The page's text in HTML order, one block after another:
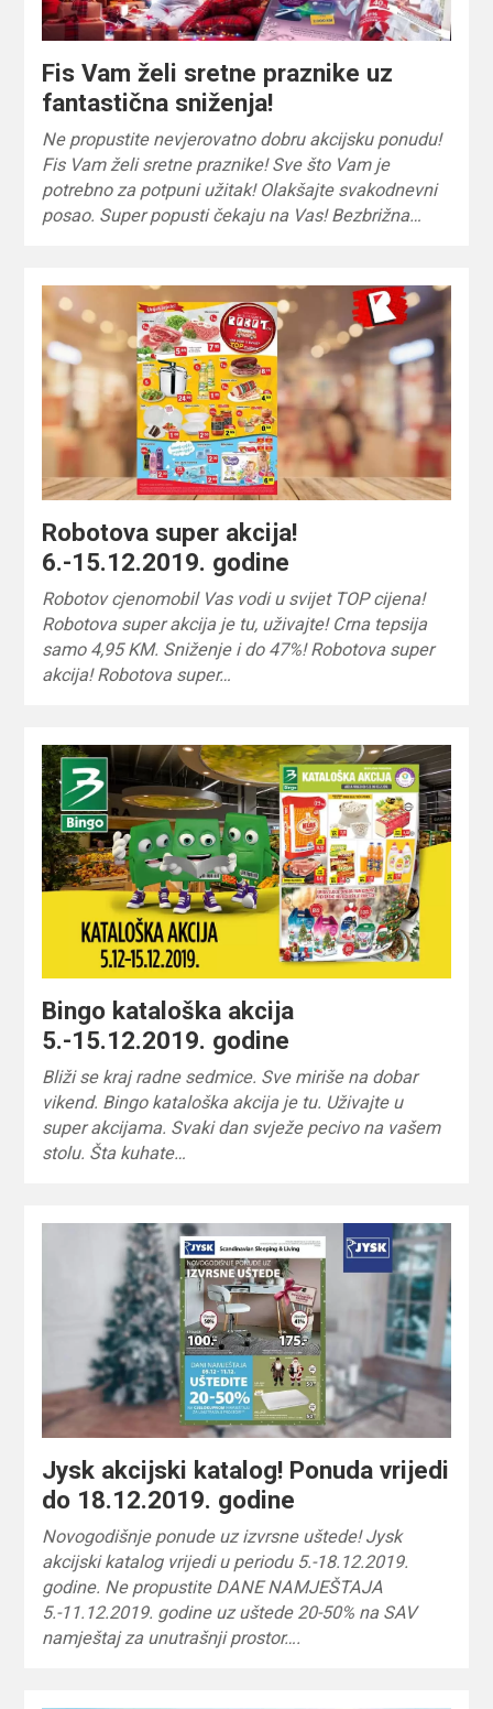
Fis Vam želi sretne praznike uz
fantastična sniženja!
Ne propustite nevjerovatno dobru akcijsku ponudu!
Fis Vam želi sretne praznike! Sve što Vam je
potrebno za potpuni užitak! Olakšajte svakodnevni
posao. Super popusti čekaju na Vas! Bezbrižna…
Robotova super akcija!
6.-15.12.2019. godine
Robotov cjenomobil Vas vodi u svijet TOP cijena!
Robotova super akcija je tu, uživajte! Crna tepsija
samo 4,95 KM. Sniženje i do 47%! Robotova super
akcija! Robotova super…
Bingo kataloška akcija
5.-15.12.2019. godine
Bliži se kraj radne sedmice. Sve miriše na dobar
vikend. Bingo kataloška akcija je tu. Uživajte u
super akcijama. Svaki dan svježe pecivo na vašem
stolu. Šta kuhate…
Jysk akcijski katalog! Ponuda vrijedi
do 18.12.2019. godine
Novogodišnje ponude uz izvrsne uštede! Jysk
akcijski katalog vrijedi u periodu 5.-18.12.2019.
godine. Ne propustite DANE NAMJEŠTAJA
5.-11.12.2019. godine uz uštede 20-50% na SAV
namještaj za unutrašnji prostor….